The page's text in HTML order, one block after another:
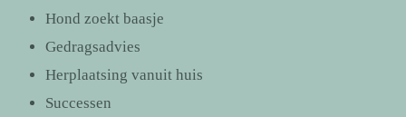
Hond zoekt baasje
Gedragsadvies
Herplaatsing vanuit huis
Successen